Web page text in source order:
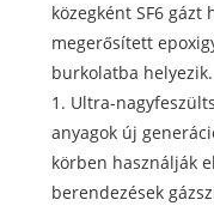
közegként SF6
megerősített
burkolatba helyezik.
1. Ultra-
anyagok új
körben használják
berendezések